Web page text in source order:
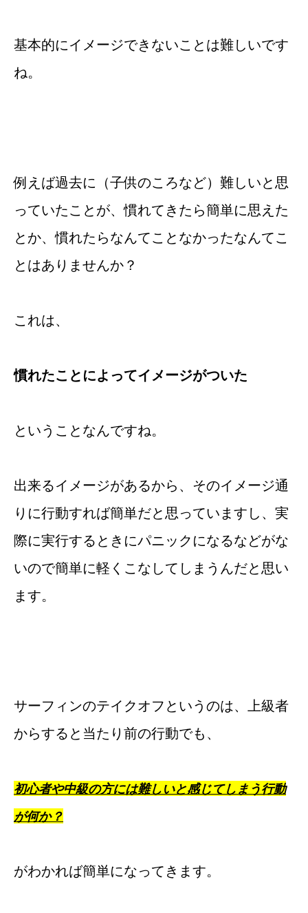
基本的にイメージできないことは難しいです
ね。
例えば過去に（子供のころなど）難しいと思
っていたことが、慣れてきたら簡単に思えた
とか、慣れたらなんてことなかったなんてこ
とはありませんか？
これは、
慣れたことによってイメージがついた
ということなんですね。
出来るイメージがあるから、そのイメージ通
りに行動すれば簡単だと思っていますし、実
際に実行するときにパニックになるなどがな
いので簡単に軽くこなしてしまうんだと思い
ます。
サーフィンのテイクオフというのは、上級者
からすると当たり前の行動でも、
初心者や中級の方には難しいと感じてしまう行動
が何か？
がわかれば簡単になってきます。